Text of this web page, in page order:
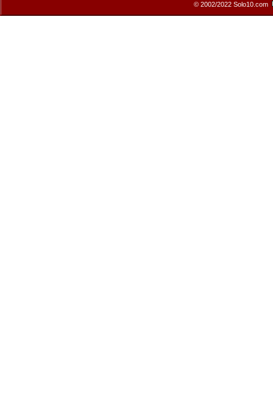
© 2002/2022 Solo10.com